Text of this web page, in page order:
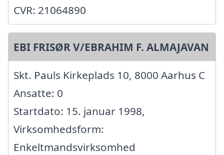
CVR: 21064890
EBI FRISØR V/EBRAHIM F. ALMAJAVAN
Skt. Pauls Kirkeplads 10, 8000 Aarhus C
Ansatte: 0
Startdato: 15. januar 1998,
Virksomhedsform:
Enkeltmandsvirksomhed